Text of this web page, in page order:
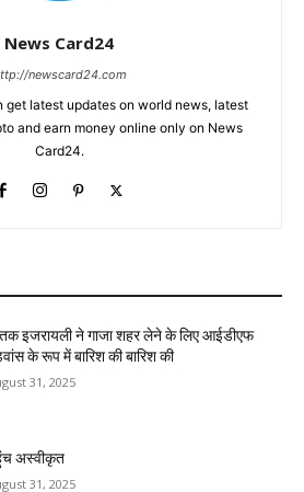
News Card24
newscard24.com
get latest updates on world news, latest
and earn money online only on News
Card24.
इजरायली ने गाजा शहर लेने के लिए आईडीएफ
के रूप में बारिश की बारिश की
31, 2025
अस्वीकृत
31, 2025